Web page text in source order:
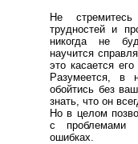
Не
трудностей и
никогда не
научится
это касается
Разумеется, в
обойтись без
знать, что он
Но в целом
с проблемами
ошибках.